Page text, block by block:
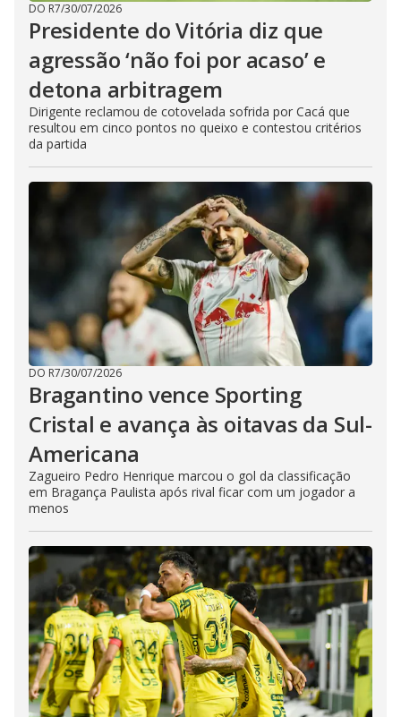
DO R7/30/07/2026
Presidente do Vitória diz que
agressão ‘não foi por acaso’ e
detona arbitragem
Dirigente reclamou de cotovelada sofrida por Cacá que
resultou em cinco pontos no queixo e contestou critérios
da partida
DO R7/30/07/2026
Bragantino vence Sporting
Cristal e avança às oitavas da Sul-
Americana
Zagueiro Pedro Henrique marcou o gol da classificação
em Bragança Paulista após rival ficar com um jogador a
menos